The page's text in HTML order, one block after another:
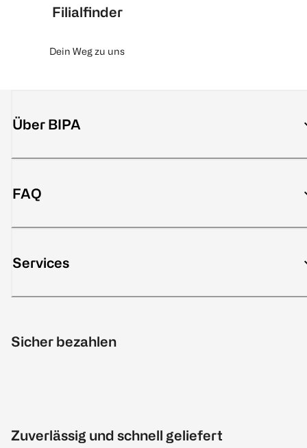
Filialfinder
Dein Weg zu uns
Über BIPA
FAQ
Services
Sicher bezahlen
Zuverlässig und schnell geliefert